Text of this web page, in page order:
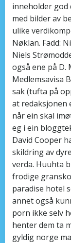
inneholder god
med bilder av
ulike
Nøklan. Fadd:
Niels
også ene på D.
Medlemsavisa
sak (tufta på
at redaksjonen
når ein skal
eg i ein
David Cooper
skildring av
verda. Huuhta
frodige
paradise hotel
annet også
porn ikke selv
henter dem ta
gyldig norge